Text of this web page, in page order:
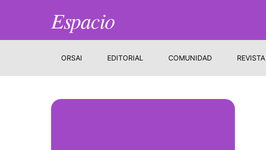
Espacio
ORSAI EDITORIAL COMUNIDAD REVISTA